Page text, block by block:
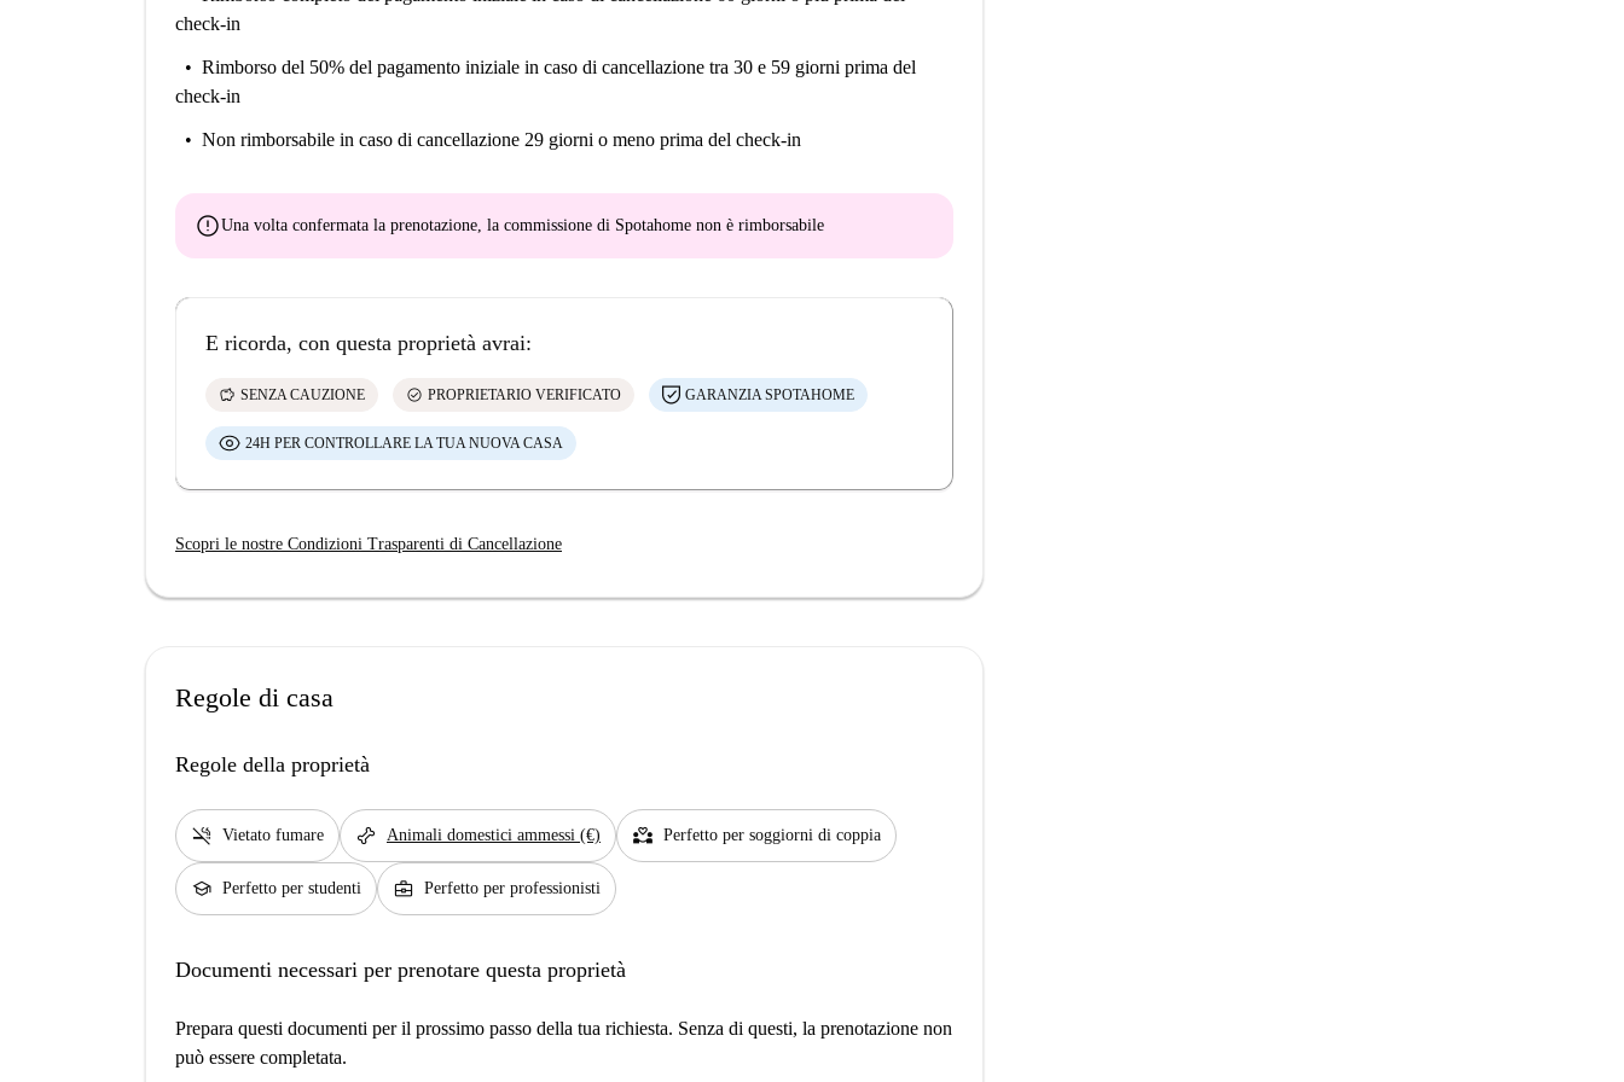
check-in
Rimborso del 50% del pagamento iniziale in caso di cancellazione tra 30 e 59 giorni prima del
check-in
Non rimborsabile in caso di cancellazione 29 giorni o meno prima del check-in
errorUna volta confermata la prenotazione, la commissione di Spotahome non è rimborsabile
E ricorda, con questa proprietà avrai:
savings SENZA CAUZIONE check_circle PROPRIETARIO VERIFICATO GARANZIA SPOTAHOME
24H PER CONTROLLARE LA TUA NUOVA CASA
Scopri le nostre Condizioni Trasparenti di Cancellazione
Regole di casa
Regole della proprietà
smoke_free Vietato fumare pet_supplies Animali domestici ammessi (€) partner_heart Perfetto per soggiorni di coppia
school Perfetto per studenti business_center Perfetto per professionisti
Documenti necessari per prenotare questa proprietà
Prepara questi documenti per il prossimo passo della tua richiesta. Senza di questi, la prenotazione non
può essere completata.